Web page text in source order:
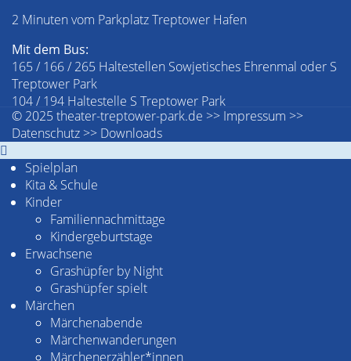
2 Minuten vom Parkplatz Treptower Hafen
Mit dem Bus:
165 / 166 / 265 Haltestellen Sowjetisches Ehrenmal oder S
Treptower Park
104 / 194 Haltestelle S Treptower Park
© 2025 theater-treptower-park.de >> Impressum >>
Datenschutz >> Downloads
Spielplan
Kita & Schule
Kinder
Familiennachmittage
Kindergeburtstage
Erwachsene
Grashüpfer by Night
Grashüpfer spielt
Märchen
Märchenabende
Märchenwanderungen
Märchenerzähler*innen